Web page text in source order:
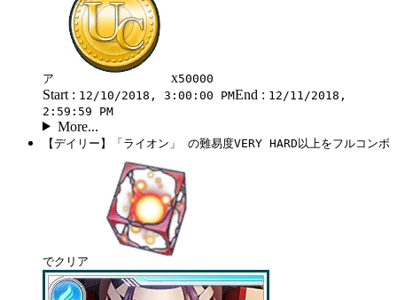
ア x50000
Start : 12/10/2018, 3:00:00 PMEnd : 12/11/2018,
2:59:59 PM
More...
【デイリー】「ライオン」 の難易度VERY HARD以上をフルコンボ
でクリア